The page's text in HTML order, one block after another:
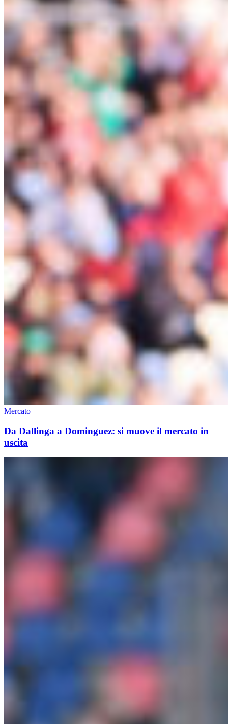
Mercato
Da Dallinga a Dominguez: si muove il mercato in
uscita